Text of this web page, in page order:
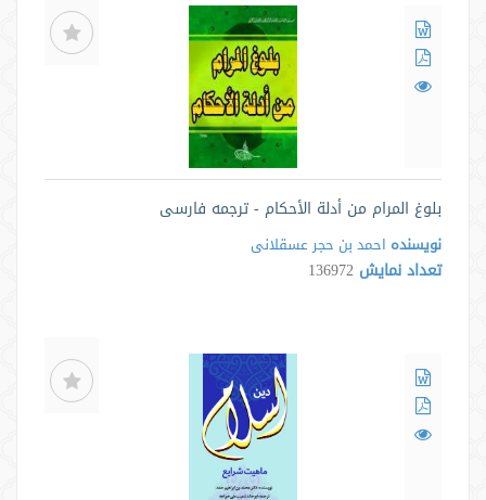
بلوغ المرام من أدلة الأحکام - ترجمه فارسی
نویسنده احمد بن حجر عسقلانی
تعداد نمایش 136972